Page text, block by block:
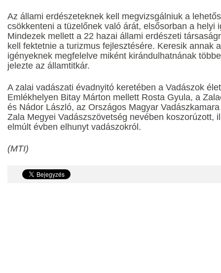
Az állami erdészeteknek kell megvizsgálniuk a
csökkenteni a tüzelőnek való árát, elsősorban a helyi
Mindezek mellett a 22 hazai állami erdészeti
kell fektetnie a turizmus fejlesztésére. Keresik annak
igényeknek megfelelve miként kirándulhatnának
jelezte az államtitkár.
A zalai vadászati évadnyitó keretében a Vadászok
Emlékhelyen Bitay Márton mellett Rosta Gyula, a
és Nádor László, az Országos Magyar
Zala Megyei Vadászszövetség nevében koszorúzott,
elmúlt évben elhunyt vadászokról.
(MTI)